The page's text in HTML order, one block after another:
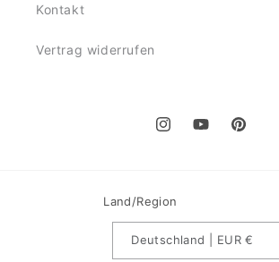
Kontakt
Vertrag widerrufen
InstagramYouTubePinterest
Land/Region
Deutschland | EUR €